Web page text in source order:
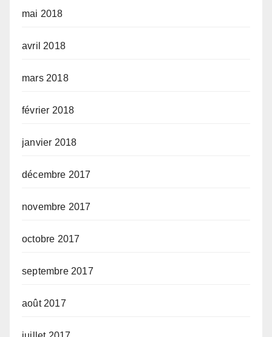
mai 2018
avril 2018
mars 2018
février 2018
janvier 2018
décembre 2017
novembre 2017
octobre 2017
septembre 2017
août 2017